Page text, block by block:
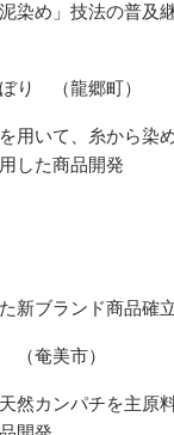
染め」技法の普及
り （龍郷町）
用いて、糸から染
した商品開発
新ブランド商品確立
（奄美市）
然カンパチを主原